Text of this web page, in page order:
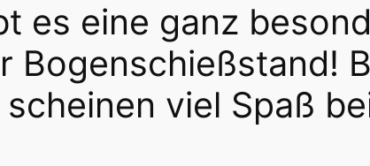
es eine ganz
Bogenschießstand!
viel Spaß